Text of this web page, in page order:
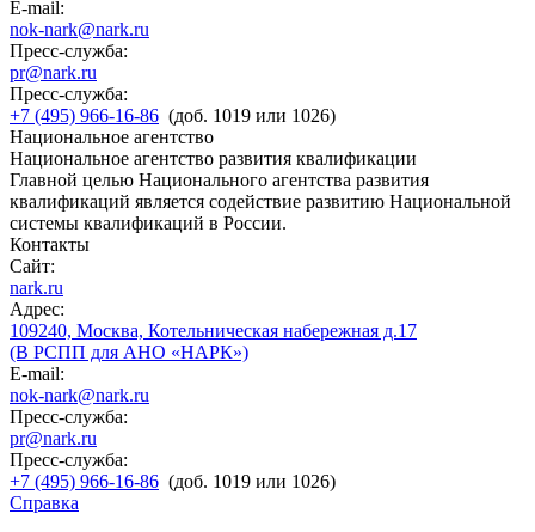
E-mail:
nok-nark@nark.ru
Пресс-служба:
pr@nark.ru
Пресс-служба:
+7 (495) 966-16-86 (доб. 1019 или 1026)
Национальное агентство
Национальное агентство развития квалификации
Главной целью Национального агентства развития
квалификаций является содействие развитию Национальной
системы квалификаций в России.
Контакты
Сайт:
nark.ru
Адрес:
109240, Москва, Котельническая набережная д.17
(В РСПП для АНО «НАРК»)
E-mail:
nok-nark@nark.ru
Пресс-служба:
pr@nark.ru
Пресс-служба:
+7 (495) 966-16-86 (доб. 1019 или 1026)
Справка